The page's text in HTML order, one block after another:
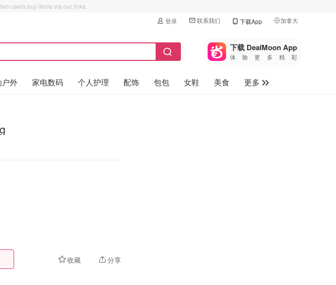
users buy items via our links.
登录 联系我们 下载App 加拿大
🇺🇸
美国
🇨🇳中国
🇨🇦加拿大
下载 DealMoon App
体验更多精彩
外 家电数码 个人护理 配饰 包包 女鞋 美食
更多
收藏 分享